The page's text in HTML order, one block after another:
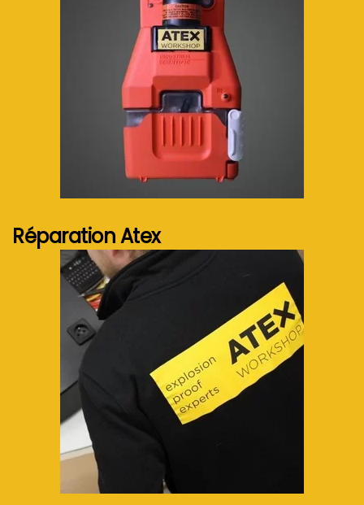
Voir plus...
Réparation Atex
Voir plus...